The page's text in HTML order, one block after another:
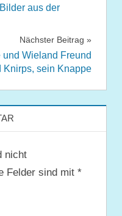
aus der
Nächster Beitrag
Wieland Freund
sein Knappe
nicht
Felder sind mit *